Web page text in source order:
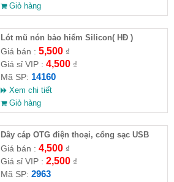
Giỏ hàng
Lót mũ nón bảo hiểm Silicon( HĐ )
Giá bán : 5,500₫
Giá sỉ VIP : 4,500₫
Mã SP: 14160
Xem chi tiết
Giỏ hàng
Dây cáp OTG điện thoại, cổng sạc USB
Giá bán : 4,500₫
Giá sỉ VIP : 2,500₫
Mã SP: 2963